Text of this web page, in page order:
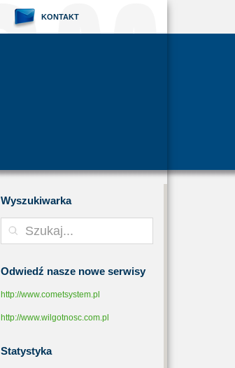
KONTAKT
Wyszukiwarka
Odwiedź nasze nowe serwisy
http://www.cometsystem.pl
http://www.wilgotnosc.com.pl
Statystyka